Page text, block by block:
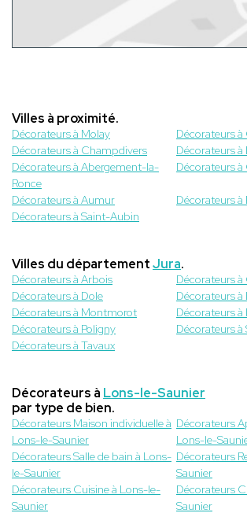
Villes à proximité.
Décorateurs à Molay
Décorateurs à
Décorateurs à Champdivers
Décorateurs
Décorateurs à Abergement-la-
Ronce
Décorateurs à
Décorateurs à Aumur
Décorateurs à
Décorateurs à Saint-Aubin
Villes du départementJura.
Décorateurs à Arbois
Décorateurs
Décorateurs à Dole
Décorateurs à
Décorateurs à Montmorot
Décorateurs à
Décorateurs à Poligny
Décorateurs
Décorateurs à Tavaux
Décorateurs à Lons-le-Saunier
par type de bien.
Décorateurs Maison individuelle à
Lons-le-Saunier
Décorateurs
Lons-le-
Décorateurs Salle de bain à Lons-
le-Saunier
Décorateurs
Saunier
Décorateurs Cuisine à Lons-le-
Saunier
Décorateurs
Saunier